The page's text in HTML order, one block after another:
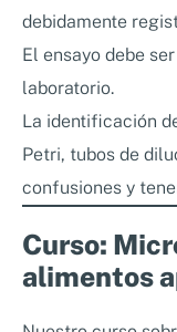
debidamente
El ensayo debe
laboratorio.
La identificación
Petri, tubos de
confusiones y
Curso:
alimentos